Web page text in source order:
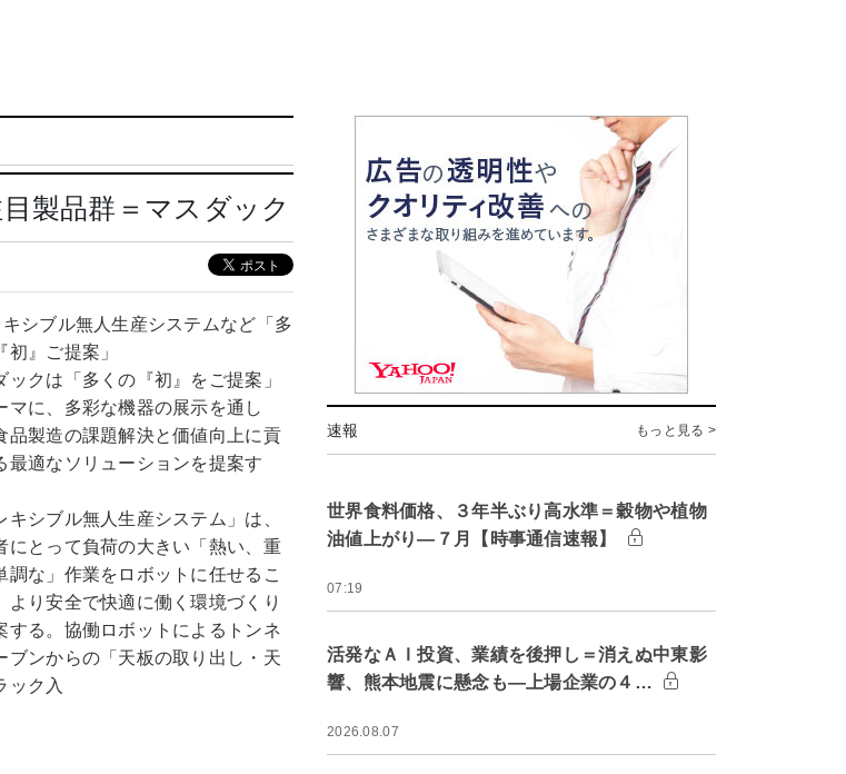
製品群＝マスダック
シブル無人生産システムなど「多
初』ご提案」
ックは「多くの『初』をご提案」
マに、多彩な機器の展示を通し
品製造の課題解決と価値向上に貢
最適なソリューションを提案す
キシブル無人生産システム」は、
にとって負荷の大きい「熱い、重
調な」作業をロボットに任せるこ
より安全で快適に働く環境づくり
する。協働ロボットによるトンネ
ブンからの「天板の取り出し・天
ック入
速報 もっと見る >
世界食料価格、３年半ぶり高水準＝穀物や植物
油値上がり―７月【時事通信速報】
07:19
活発なＡＩ投資、業績を後押し＝消えぬ中東影
響、熊本地震に懸念も―上場企業の４…
2026.08.07